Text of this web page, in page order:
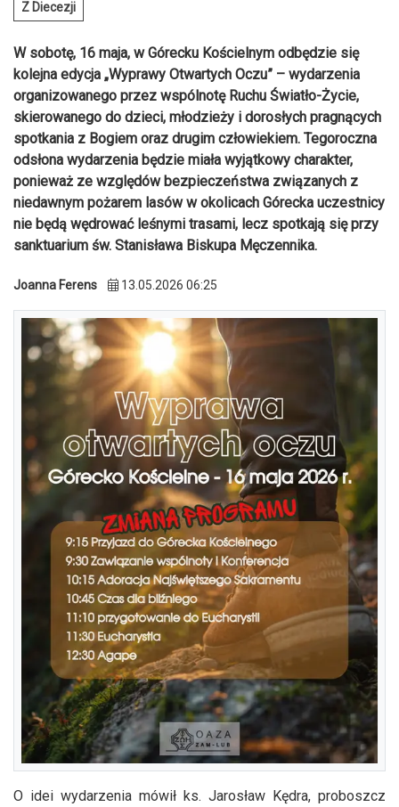
Z Diecezji
W sobotę, 16 maja, w Górecku Kościelnym odbędzie się
kolejna edycja „Wyprawy Otwartych Oczu” – wydarzenia
organizowanego przez wspólnotę Ruchu Światło-Życie,
skierowanego do dzieci, młodzieży i dorosłych pragnących
spotkania z Bogiem oraz drugim człowiekiem. Tegoroczna
odsłona wydarzenia będzie miała wyjątkowy charakter,
ponieważ ze względów bezpieczeństwa związanych z
niedawnym pożarem lasów w okolicach Górecka uczestnicy
nie będą wędrować leśnymi trasami, lecz spotkają się przy
sanktuarium św. Stanisława Biskupa Męczennika.
Joanna Ferens 13.05.2026 06:25
O idei wydarzenia mówił ks. Jarosław Kędra, proboszcz